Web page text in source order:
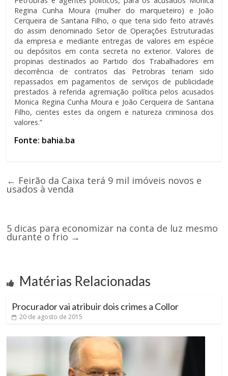
Regina Cunha Moura (mulher do marqueteiro) e João
Cerqueira de Santana Filho, o que teria sido feito através
do assim denominado Setor de Operações Estruturadas
da empresa e mediante entregas de valores em espécie
ou depósitos em conta secreta no exterior. Valores de
propinas destinados ao Partido dos Trabalhadores em
decorrência de contratos das Petrobras teriam sido
repassados em pagamentos de serviços de publicidade
prestados à referida agremiação política pelos acusados
Monica Regina Cunha Moura e João Cerqueira de Santana
Filho, cientes estes da origem e natureza criminosa dos
valores.”
Fonte: bahia.ba
← Feirão da Caixa terá 9 mil imóveis novos e
usados à venda
5 dicas para economizar na conta de luz mesmo
durante o frio →
Matérias Relacionadas
Procurador vai atribuir dois crimes a Collor
20 de agosto de 2015